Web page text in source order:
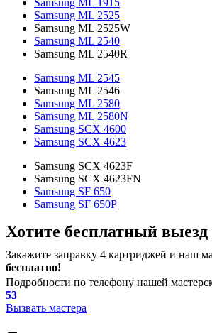
Samsung ML 1915
Samsung ML 2525
Samsung ML 2525W
Samsung ML 2540
Samsung ML 2540R
Samsung ML 2545
Samsung ML 2546
Samsung ML 2580
Samsung ML 2580N
Samsung SCX 4600
Samsung SCX 4623
Samsung SCX 4623F
Samsung SCX 4623FN
Samsung SF 650
Samsung SF 650P
Хотите бесплатный выезд
Закажите заправку 4 картриджей и наш
бесплатно!
Подробности по телефону нашей
53
Вызвать мастера